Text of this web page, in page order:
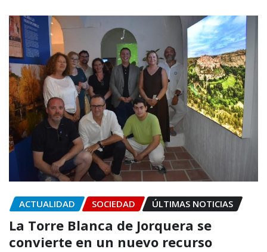
ACTUALIDAD SOCIEDAD ÚLTIMAS NOTICIAS
La Torre Blanca de Jorquera se
convierte en un nuevo recurso